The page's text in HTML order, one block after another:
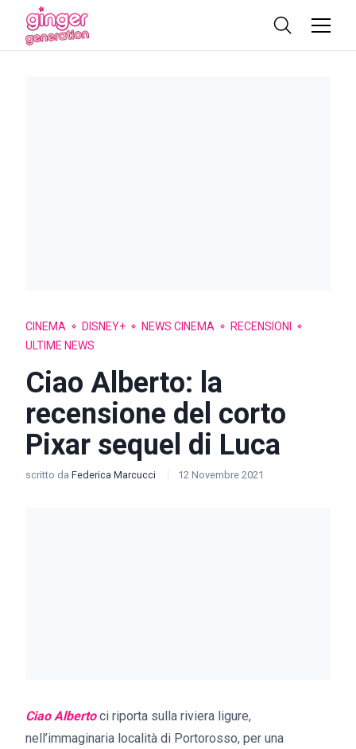
CINEMA DISNEY+ NEWS CINEMA
RECENSIONI
ULTIME NEWS
Ciao Alberto: la
recensione del corto
Pixar sequel di Luca
scritto da Federica Marcucci 12 Novembre 2021
Ciao Albertoci riporta sulla riviera ligure,
nell’immaginaria località di Portorosso, per una